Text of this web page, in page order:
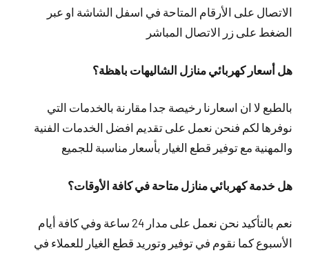
الاتصال على الأرقام المتاحة في اسفل الشاشة او عبر
الضغط على زر الاتصال المباشر
هل أسعار كهربائي منازل الشاليهات باهظة؟
بالطبع لا ان اسعارنا رخيصة جدا مقارنة بالخدمات التي
نوفرها لكم فنحن نعمل على تقديم افضل الخدمات الفنية
والمهنية مع توفير قطع الغيار بأسعار مناسبة للجميع
هل خدمة كهربائي منازل متاحة في كافة الأوقات؟
نعم بالتأكيد نحن نعمل على مدار 24 ساعة وفي كافة أيام
الأسبوع كما نقوم في توفير وتوريد قطع الغيار للعملاء في